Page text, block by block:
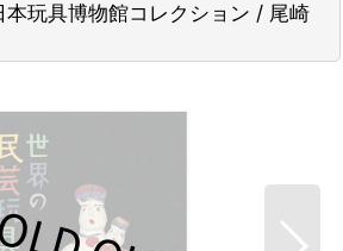
玩具博物館コレクション / 尾崎